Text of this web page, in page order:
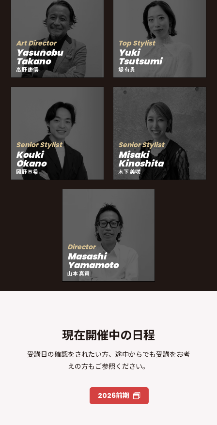
Art Director
Yasunobu
Takano
高野 康信
Top Stylist
Yuki
Tsutsumi
堤 有貴
Senior Stylist
Kouki
Okano
岡野 亘希
Senior Stylist
Misaki
Kinoshita
木下 美咲
Director
Masashi
Yamamoto
山本 真資
現在開催中の日程
受講日の確認をされたい方、途中からでも受講をお考
えの方もご参照ください。
2026前期